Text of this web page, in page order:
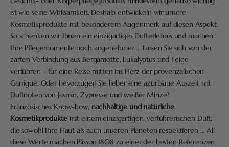
ist wie seine Wirksamkeit. Deshalb entwickeln wir unsere
Kosmetikprodukte mit besonderem Augenmerk auf diesen Aspekt.
So schenken wir Ihnen ein einzigartiges Dufterlebnis und machen
Ihre Pflegemomente noch angenehmer … Lassen Sie sich von der
zarten Verbindung aus Bergamotte, Eukalyptus und Feige
verführen – für eine Reise mitten ins Herz der provenzalischen
Garrigue. Oder bevorzugen Sie lieber eine azurblaue Auszeit mit
Duftnoten von Jasmin, Zypresse und weißer Minze?
Französisches Know-how, nachhaltige und natürliche
Kosmetikprodukte mit einem einzigartigen, verführerischen Duft,
die sowohl Ihre Haut als auch unseren Planeten respektieren … All
diese Werte machen Plisson 1808 zu einer der besten Referenzen